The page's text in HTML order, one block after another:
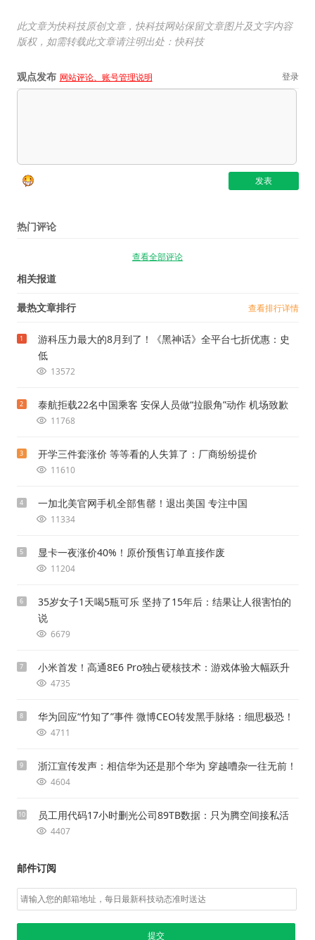
此文章为快科技原创文章，快科技网站保留文章图片及文字内容
版权，如需转载此文章请注明出处：快科技
观点发布 网站评论、账号管理说明 登录
热门评论
查看全部评论
相关报道
最热文章排行 查看排行详情
1
游科压力最大的8月到了！《黑神话》全平台七折优惠：史
低
13572
2 泰航拒载22名中国乘客 安保人员做“拉眼角”动作 机场致歉
11768
3 开学三件套涨价 等等看的人失算了：厂商纷纷提价
11610
4 一加北美官网手机全部售罄！退出美国 专注中国
11334
5 显卡一夜涨价40%！原价预售订单直接作废
11204
6
35岁女子1天喝5瓶可乐 坚持了15年后：结果让人很害怕的
说
6679
7 小米首发！高通8E6 Pro独占硬核技术：游戏体验大幅跃升
4735
8 华为回应“竹知了”事件 微博CEO转发黑手脉络：细思极恐！
4711
9 浙江宣传发声：相信华为还是那个华为 穿越嘈杂一往无前！
4604
10 员工用代码17小时删光公司89TB数据：只为腾空间接私活
4407
邮件订阅